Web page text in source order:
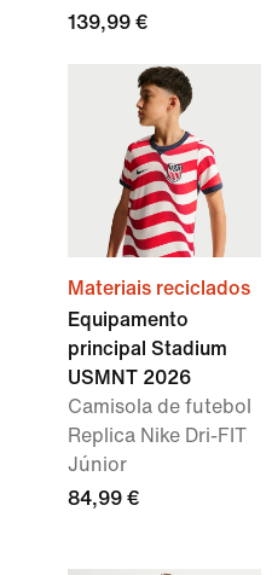
139,99 €
Materiais reciclados
Equipamento
principal Stadium
USMNT 2026
Camisola de futebol
Replica Nike Dri-FIT
Júnior
84,99 €